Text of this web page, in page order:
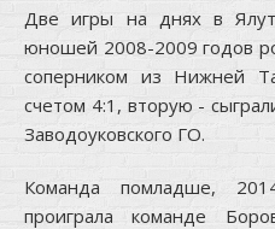
Две игры на днях в
юношей 2008-2009 годов
соперником из Нижней
счетом 4:1, вторую -
Заводоуковского ГО.
Команда помладше,
проиграла команде